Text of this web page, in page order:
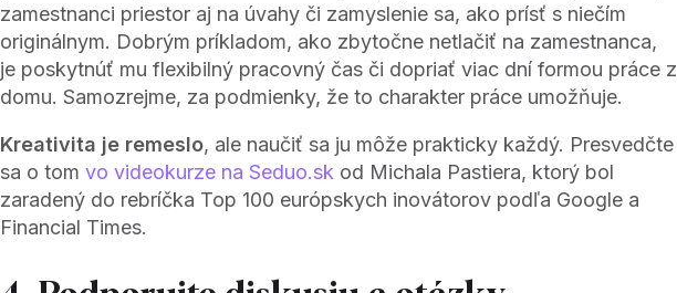
zamestnanci priestor aj na úvahy či zamyslenie sa, ako prísť s niečím
originálnym. Dobrým príkladom, ako zbytočne netlačiť na zamestnanca,
je poskytnúť mu flexibilný pracovný čas či dopriať viac dní formou práce z
domu. Samozrejme, za podmienky, že to charakter práce umožňuje.
Kreativita je remeslo, ale naučiť sa ju môže prakticky každý. Presvedčte
sa o tom vo videokurze na Seduo.sk od Michala Pastiera, ktorý bol
zaradený do rebríčka Top 100 európskych inovátorov podľa Google a
Financial Times.